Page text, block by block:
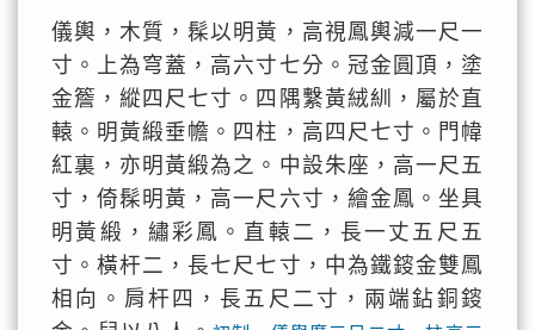
儀輿，木質，髹以明黃，高視鳳輿減一尺一
寸。上為穹蓋，高六寸七分。冠金圓頂，塗
金簷，縱四尺七寸。四隅繫黃絨紃，屬於直
轅。明黃緞垂幨。四柱，高四尺七寸。門幃
紅裏，亦明黃緞為之。中設朱座，高一尺五
寸，倚髹明黃，高一尺六寸，繪金鳳。坐具
明黃緞，繡彩鳳。直轅二，長一丈五尺五
寸。橫杆二，長七尺七寸，中為鐵䤹金雙鳳
相向。肩杆四，長五尺二寸，兩端鉆銅䤹